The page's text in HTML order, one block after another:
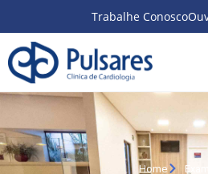
Trabalhe Conosco
Home